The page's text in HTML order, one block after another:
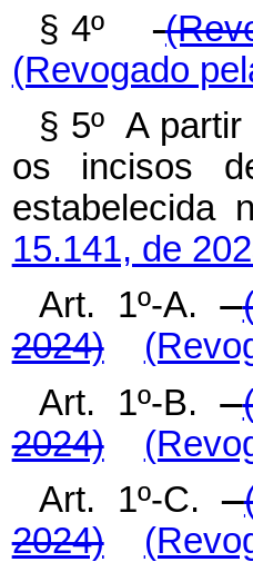
§ 4º
(Revogado
§ 5º A
os
15.141, de
Art. 1º-A.
2024)
Art. 1º-B.
2024)
Art. 1º-C.
2024)